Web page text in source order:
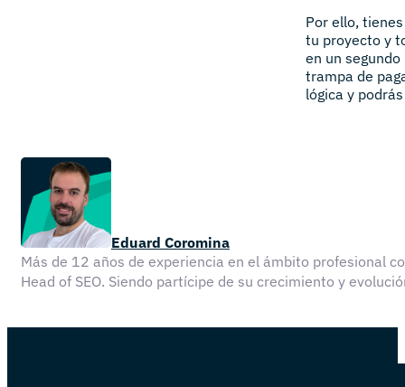
Por ello,
tu proyecto y
en un
trampa de
lógica y
Eduard Coromina
Más de 12 años de experiencia en el ámbito profesional
Head of SEO. Siendo partícipe de su crecimiento y